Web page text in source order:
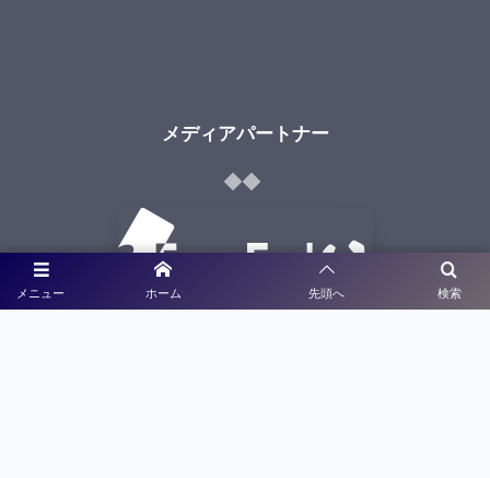
メニュー 検索
ホーム 先頭へ
メディアパートナー